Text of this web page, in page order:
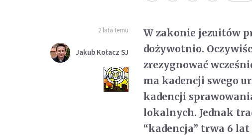
2 lata temu
Jakub Kołacz SJ
W zakonie jezuitów
dożywotnio.
zrezygnować
ma kadencji swego
kadencji
lokalnych. Jednak
“kadencja” trwa 6